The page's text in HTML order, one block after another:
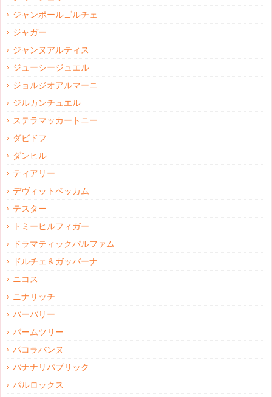
ジャンポールゴルチェ
ジャガー
ジャンヌアルティス
ジューシージュエル
ジョルジオアルマーニ
ジルカンチュエル
ステラマッカートニー
ダビドフ
ダンヒル
ティアリー
デヴィットベッカム
テスター
トミーヒルフィガー
ドラマティックパルファム
ドルチェ＆ガッバーナ
ニコス
ニナリッチ
バーバリー
パームツリー
パコラバンヌ
バナナリパブリック
パルロックス